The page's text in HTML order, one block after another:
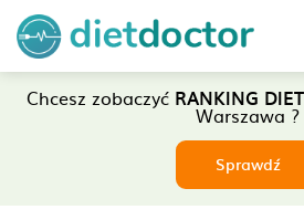
Chcesz zobaczyć RANKING
Warszawa ?
Sprawdź